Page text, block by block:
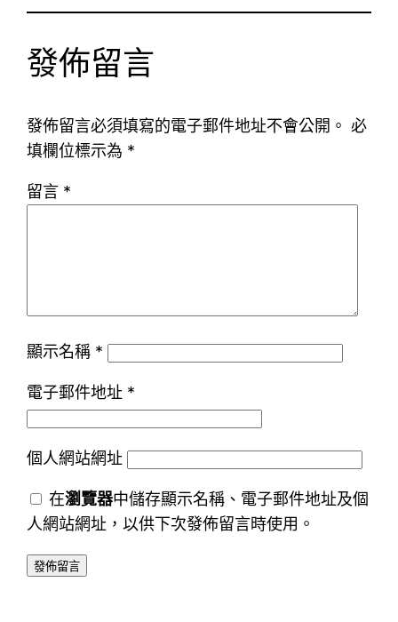
發佈留言
發佈留言必須填寫的電子郵件地址不會公開。 必
填欄位標示為 *
留言 *
顯示名稱 *
電子郵件地址 *
個人網站網址
在瀏覽器中儲存顯示名稱、電子郵件地址及個
人網站網址，以供下次發佈留言時使用。